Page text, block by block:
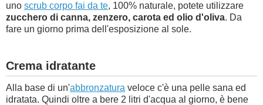
uno scrub corpo fai da te, 100% naturale, potete utilizzare
zucchero di canna, zenzero, carota ed olio d'oliva. Da
fare un giorno prima dell'esposizione al sole.
Crema idratante
Alla base di un'abbronzatura veloce c'è una pelle sana ed
idratata. Quindi oltre a bere 2 litri d'acqua al giorno, è bene